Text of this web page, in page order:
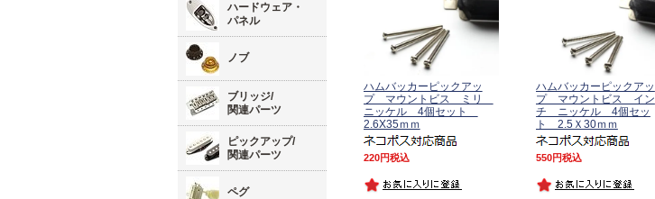
ハードウェア・
パネル
ノブ
ブリッジ/
関連パーツ
ピックアップ/
関連パーツ
ペグ
ハムバッカーピックアッ
プ マウントビス ミリ
ニッケル 4個セット
2.6X35ｍｍ
220 税込
ハムバッカーピックアッ
プ マウントビス イン
チ ニッケル 4個セッ
ト 2.5Ｘ30ｍｍ
550 税込